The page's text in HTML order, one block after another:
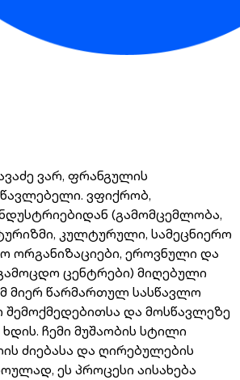
ვარ, ფრანგულის
ვფიქრობ,
(გამომცემლობა,
კულტურული, სამეცნიერო
ორგანიზაციები, ეროვნული და
ცენტრები) მიღებული
მიერ წარმართულ სასწავლო
და მოსწავლეზე
ჩემი მუშაობის სტილი
ძიებასა და ღირებულების
ეს პროცესი აისახება